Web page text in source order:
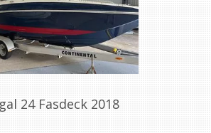
24 Fasdeck 2018